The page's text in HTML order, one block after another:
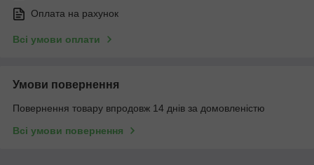
Оплата на рахунок
Всі умови оплати
Умови повернення
Повернення товару впродовж 14 днів за домовленістю
Всі умови повернення